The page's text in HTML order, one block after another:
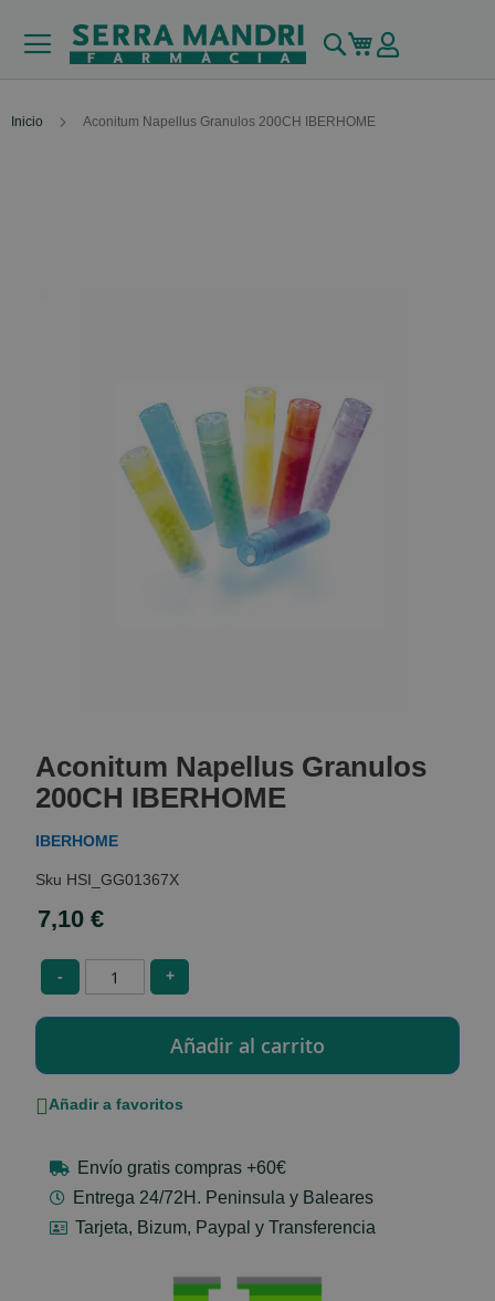
Buscar
Mi carrito
Inicio Aconitum Napellus Granulos 200CH IBERHOME
the
beginning
of
the
gallery
Aconitum Napellus Granulos
200CH IBERHOME
IBERHOME
HSI_GG01367X
7,10 €
- +
Añadir a favoritos
Envío gratis compras +60€
Entrega 24/72H. Peninsula y Baleares
Tarjeta, Bizum, Paypal y Transferencia